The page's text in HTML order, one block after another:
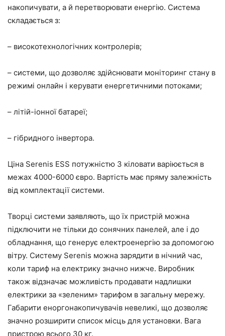
накопичувати, а й перетворювати енергію. Система
складається з:
– високотехнологічних контролерів;
– системи, що дозволяє здійснювати моніторинг стану в
режимі онлайн і керувати енергетичними потоками;
– літій-іонної батареї;
– гібридного інвертора.
Ціна Serenis ESS потужністю 3 кіловати варіюється в
межах 4000-6000 євро. Вартість має пряму залежність
від комплектації системи.
Творці системи заявляють, що їх пристрій можна
підключити не тільки до сонячних панелей, але і до
обладнання, що генерує електроенергію за допомогою
вітру. Систему Serenis можна зарядити в нічний час,
коли тариф на електрику значно нижче. Виробник
також відзначає можливість продавати надлишки
електрики за «зеленим» тарифом в загальну мережу.
Габарити еноргонакопичувачів невеликі, що дозволяє
значно розширити список місць для установки. Вага
пристрою всього 30 кг.